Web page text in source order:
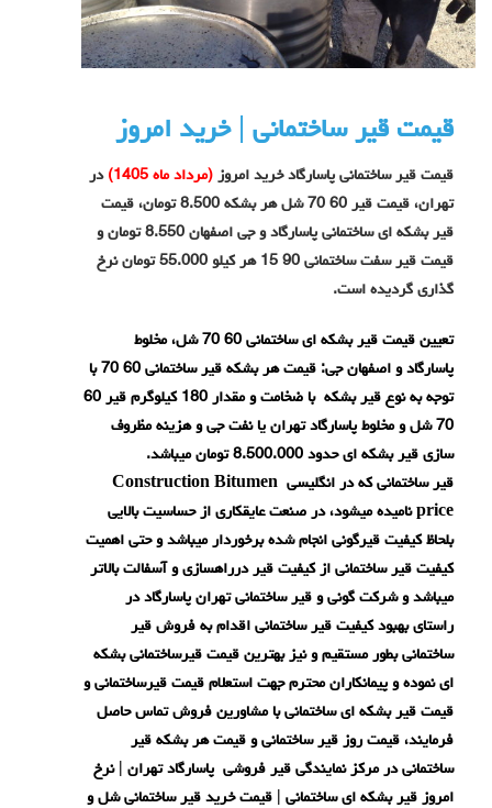
قیمت قیر ساختمانی | خرید امروز
قیمت قیر ساختمانی پاسارگاد خرید امروز (مرداد ماه 1405)
در
تهران، قیمت قیر 60 70 شل هر بشکه 8.500 تومان، قیمت
قیر بشکه ای ساختمانی پاسارگاد و جی اصفهان 8.550 تومان و
قیمت قیر سفت ساختمانی 90 15 هر کیلو 55.000 تومان نرخ
گذاری گردیده است.
تعیین قیمت قیر بشکه ای ساختمانی 60 70 شل، مخلوط
پاسارگاد و اصفهان جی: قیمت هر بشکه قیر ساختمانی 60 70 با
توجه به نوع قیر بشکه با ضخامت و مقدار 180 کیلوگرم قیر 60
70 شل و مخلوط پاسارگاد تهران یا نفت جی و هزینه مظروف
سازی قیر بشکه ای حدود 8.500.000 تومان میباشد.
قیر ساختمانی که در انگلیسی Construction Bitumen
price نامیده میشود، در صنعت عایقکاری از حساسیت بالایی
بلحاظ کیفیت قیرگونی انجام شده برخوردار میباشد و حتی اهمیت
کیفیت قیر ساختمانی از کیفیت قیر درراهسازی و آسفالت بالاتر
میباشد و شرکت گونی و قیر ساختمانی تهران پاسارگاد در
راستای بهبود کیفیت قیر ساختمانی اقدام به فروش قیر
ساختمانی بطور مستقیم و نیز بهترین قیمت قیرساختمانی بشکه
ای نموده و پیمانکاران محترم جهت استعلام قیمت قیرساختمانی و
قیمت قیر بشکه ای ساختمانی با مشاورین فروش تماس حاصل
فرمایند، قیمت روز قیر ساختمانی و قیمت هر بشکه قیر
ساختمانی در مرکز نمایندگی قیر فروشی پاسارگاد تهران | نرخ
امروز قیر بشکه ای ساختمانی | قیمت خرید قیر ساختمانی شل و